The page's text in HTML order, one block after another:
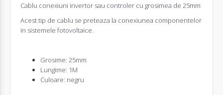
Cablu conexiuni invertor sau controler cu grosimea de 25mm
Acest tip de cablu se preteaza la conexiunea componentelor
in sistemele fotovoltaice.
Grosime: 25mm
Lungime: 1M
Culoare: negru